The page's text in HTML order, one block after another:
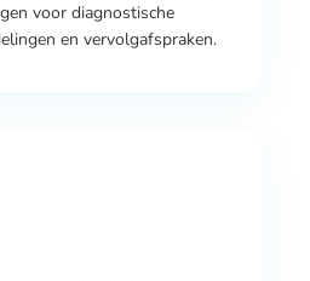
voor diagnostische
en vervolgafspraken.